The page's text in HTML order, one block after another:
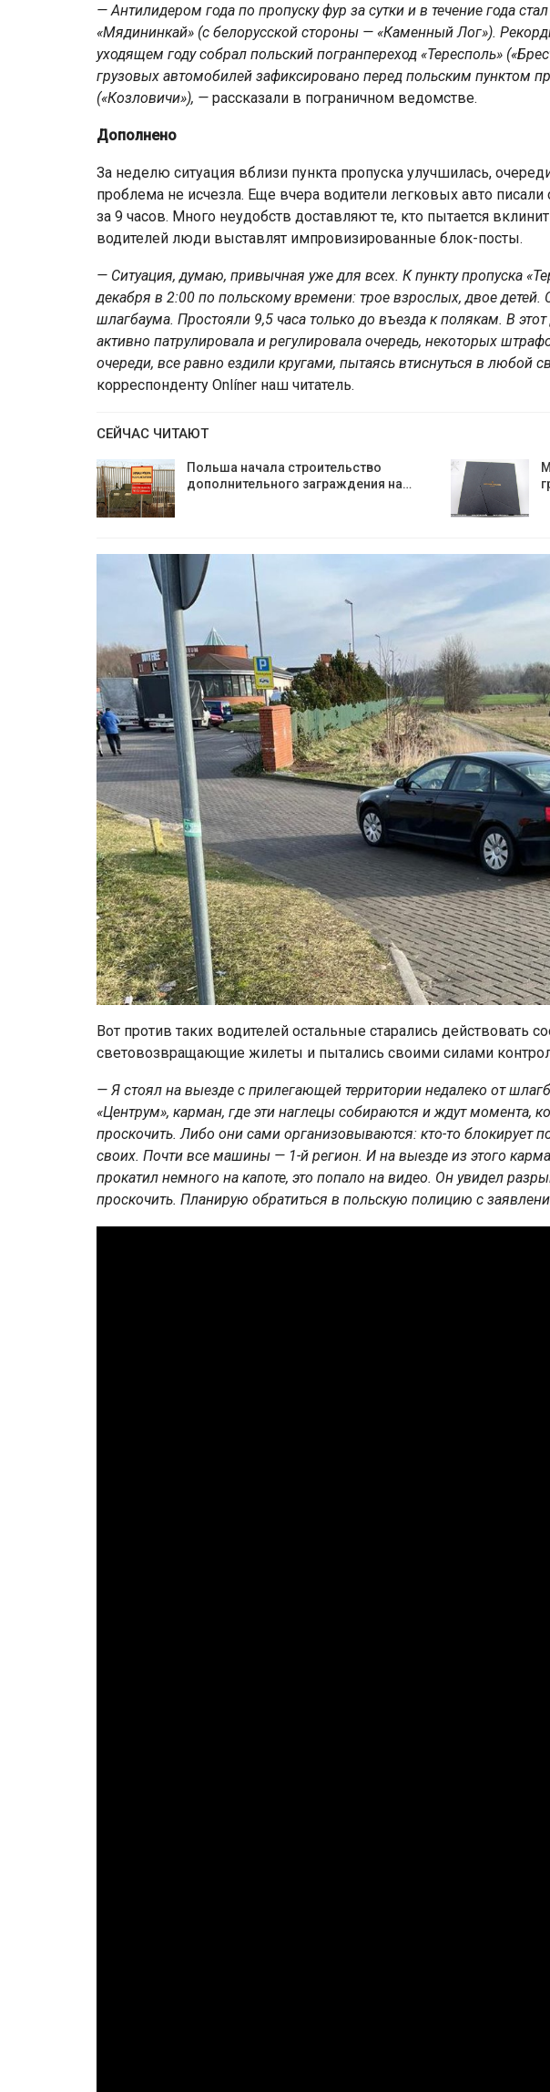
— Антилидером года по пропуску фур за сутки и в течение года
«Мядининкай» (с белорусской стороны — «Каменный Лог»).
уходящем году собрал польский погранпереход «Тересполь»
грузовых автомобилей зафиксировано перед польским пунктом
(«Козловичи»), — рассказали в пограничном ведомстве.
Дополнено
За неделю ситуация вблизи пункта пропуска улучшилась,
проблема не исчезла. Еще вчера водители легковых авто писали
за 9 часов. Много неудобств доставляют те, кто пытается
водителей люди выставлят импровизированные блок-посты.
— Ситуация, думаю, привычная уже для всех. К пункту пропуска
декабря в 2:00 по польскому времени: трое взрослых, двое детей.
шлагбаума. Простояли 9,5 часа только до въезда к полякам. В
активно патрулировала и регулировала очередь, некоторых
очереди, все равно ездили кругами, пытаясь втиснуться в любой
корреспонденту Onlíner наш читатель.
СЕЙЧАС ЧИТАЮТ
Польша начала строительство
дополнительного заграждения на…
Вот против таких водителей остальные старались действовать
световозвращающие жилеты и пытались своими силами
— Я стоял на выезде с прилегающей территории недалеко от
«Центрум», карман, где эти наглецы собираются и ждут момента,
проскочить. Либо они сами организовываются: кто-то блокирует
своих. Почти все машины — 1-й регион. И на выезде из этого
прокатил немного на капоте, это попало на видео. Он увидел
проскочить. Планирую обратиться в польскую полицию с